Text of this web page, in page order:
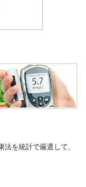
を統計で厳選して、